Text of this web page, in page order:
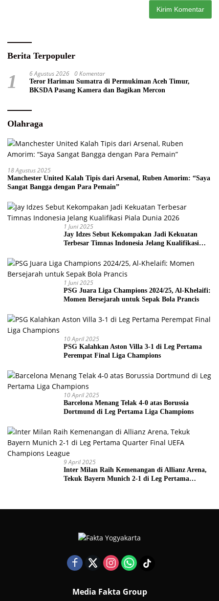
Berita Terpopuler
1 6 Agustus 2026 0 Komentar
Teror Harimau Sumatra di Permukiman Aceh Timur,
BKSDA Pasang Kamera dan Bagikan Mercon
Olahraga
18 Agustus 2025
Manchester United Kalah Tipis dari Arsenal, Ruben Amorim: “Saya
Sangat Bangga dengan Para Pemain”
1 Juni 2025
Jay Idzes Sebut Kekompakan Jadi Kekuatan
Terbesar Timnas Indonesia Jelang Kualifikasi
1 Juni 2025
PSG Juara Liga Champions 2024/25, Al-Khelaifi:
Momen Bersejarah untuk Sepak Bola Prancis
10 April 2025
PSG Kalahkan Aston Villa 3-1 di Leg Pertama
Perempat Final Liga Champions
10 April 2025
Barcelona Menang Telak 4-0 atas Borussia
Dortmund di Leg Pertama Liga Champions
9 April 2025
Inter Milan Raih Kemenangan di Allianz Arena,
Tekuk Bayern Munich 2-1 di Leg Pertama
Media Fakta Group